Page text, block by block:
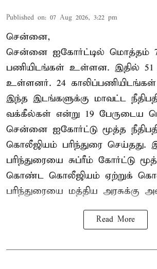
Published on: 07 Aug 2026, 3:22 pm
சென்னை,
சென்னை ஐகோர்ட்டில் மொத்தம்
பணியிடங்கள் உள்ளன. இதில் 51
உள்ளனர். 24
இந்த இடங்களுக்கு மாவட்ட
வக்கீல்கள் என்று 19 பேருடைய
சென்னை ஐகோர்ட்டு மூத்த
கொலீஜியம் பரிந்துரை செய்தது.
பரிந்துரையை சுப்ரீம் கோர்ட்டு
கொண்ட கொலீஜியம் ஏற்றுக்
பரிந்துரையை மத்திய அரசுக்கு
Read More